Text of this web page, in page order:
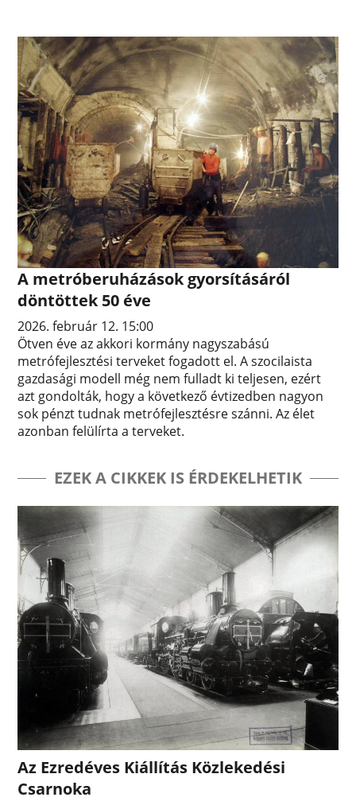
A metróberuházások gyorsításáról
döntöttek 50 éve
2026. február 12. 15:00
Ötven éve az akkori kormány nagyszabású
metrófejlesztési terveket fogadott el. A szocilaista
gazdasági modell még nem fulladt ki teljesen, ezért
azt gondolták, hogy a következő évtizedben nagyon
sok pénzt tudnak metrófejlesztésre szánni. Az élet
azonban felülírta a terveket.
EZEK A CIKKEK IS ÉRDEKELHETIK
Az Ezredéves Kiállítás Közlekedési
Csarnoka